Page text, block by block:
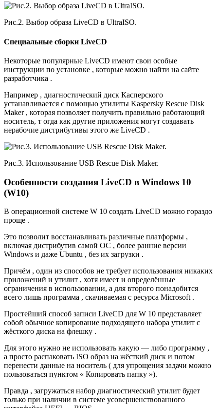
Рис.2. Выбор образа LiveCD в UltraISO.
Специальные сборки LiveCD
Некоторые популярные LiveCD имеют свои особые
инструкции по установке , которые можно найти на сайте
разработчика .
Например , диагностический диск Касперского
устанавливается с помощью утилиты Kaspersky Rescue Disk
Maker , которая позволяет получить правильно работающий
носитель, т огда как другие приложения могут создавать
нерабочие дистрибутивы этого же LiveCD .
Рис.3. Использование USB Rescue Disk Maker.
Особенности создания LiveCD в Windows 10
(W10)
В операционной системе W 10 создать LiveCD можно гораздо
проще .
Это позволит восстанавливать различные платформы ,
включая дистрибутив самой ОС , более ранние версии
Windows и даже Ubuntu , без их загрузки .
Причём , один из способов не требует использования никаких
приложений и утилит , хотя имеет и определённые
ограничения в использовании, а для второго понадобится
всего лишь программа , скачиваемая с ресурса Microsoft .
Простейший способ записи LiveCD для W 10 представляет
собой обычное копирование подходящего набора утилит с
жёсткого диска на флешку .
Для этого нужно не использовать какую — либо программу ,
а просто распаковать ISO образ на жёсткий диск и потом
перенести данные на носитель ( для упрощения задачи можно
пользоваться пунктом « Копировать папку »).
Правда , загружаться набор диагностический утилит будет
только при наличии в системе усовершенствованного